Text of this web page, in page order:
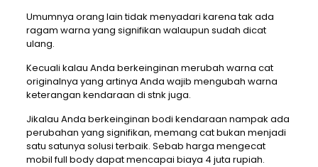
Umumnya orang lain tidak menyadari karena tak ada
ragam warna yang signifikan walaupun sudah dicat
ulang.
Kecuali kalau Anda berkeinginan merubah warna cat
originalnya yang artinya Anda wajib mengubah warna
keterangan kendaraan di stnk juga.
Jikalau Anda berkeinginan bodi kendaraan nampak ada
perubahan yang signifikan, memang cat bukan menjadi
satu satunya solusi terbaik. Sebab harga mengecat
mobil full body dapat mencapai biaya 4 juta rupiah.